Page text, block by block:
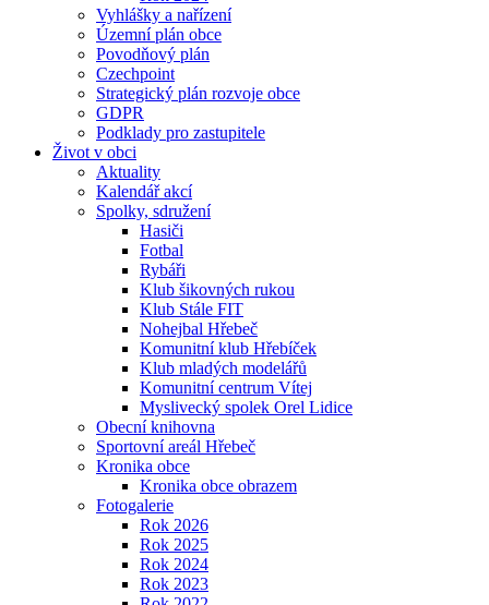
Vyhlášky a nařízení
Územní plán obce
Povodňový plán
Czechpoint
Strategický plán rozvoje obce
GDPR
Podklady pro zastupitele
Život v obci
Aktuality
Kalendář akcí
Spolky, sdružení
Hasiči
Fotbal
Rybáři
Klub šikovných rukou
Klub Stále FIT
Nohejbal Hřebeč
Komunitní klub Hřebíček
Klub mladých modelářů
Komunitní centrum Vítej
Myslivecký spolek Orel Lidice
Obecní knihovna
Sportovní areál Hřebeč
Kronika obce
Kronika obce obrazem
Fotogalerie
Rok 2026
Rok 2025
Rok 2024
Rok 2023